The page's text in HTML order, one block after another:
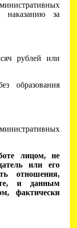
наказанию за
рублей или
образования
лицом, не
или его
отношения,
и данным
фактически